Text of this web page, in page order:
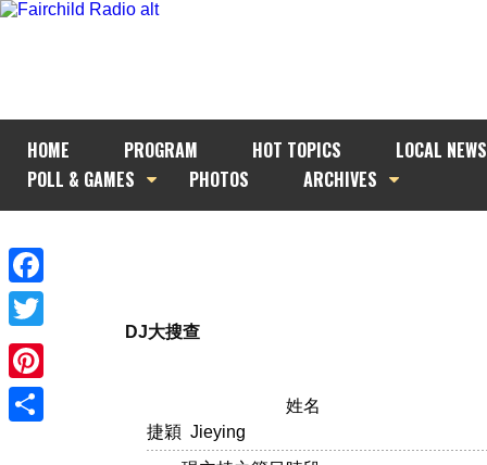
HOME PROGRAM HOT TOPICS
LOCAL NEWS
POLL & GAMES
PHOTOS ARCHIVES
Facebook
Twitter
Pinterest
DJ大搜查
姓名
捷穎 Jieying